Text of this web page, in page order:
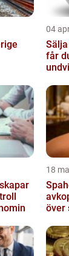
04
Sälja
får
18
över